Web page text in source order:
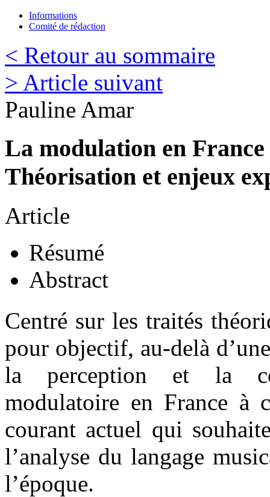
Informations
Comité de rédaction
< Retour au sommaire
> Article suivant
Pauline Amar
La modulation en
Théorisation et enjeux
Article
Résumé
Abstract
Centré sur les traités
pour objectif, au-delà
la perception et la
modulatoire en France à
courant actuel qui
l’analyse du langage
l’époque.